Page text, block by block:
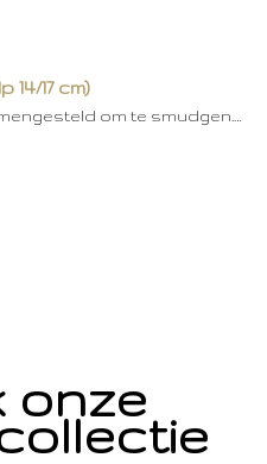
17 cm)
om te smudgen.…
onze